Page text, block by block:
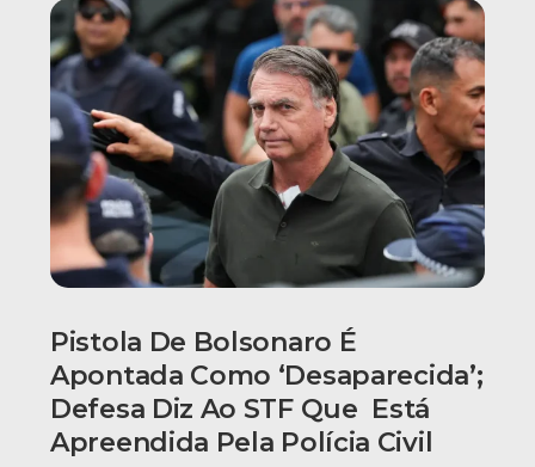
Pistola De Bolsonaro É
Apontada Como ‘desaparecida’;
Defesa Diz Ao STF Que Está
Apreendida Pela Polícia Civil